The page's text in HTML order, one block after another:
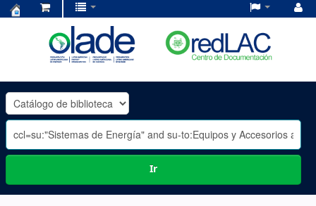
OLADE
-
Ir